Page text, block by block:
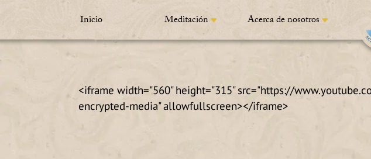
Inicio Meditación Acerca de nosotros
<iframe width="560" height="315" src="https://
encrypted-media" allowfullscreen></iframe>